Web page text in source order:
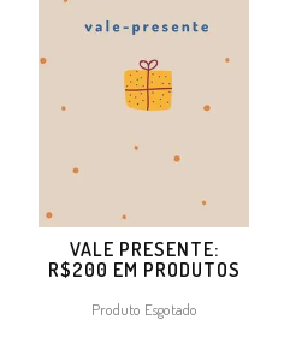
VALE PRESENTE:
R$200 EM PRODUTOS
Produto Esgotado